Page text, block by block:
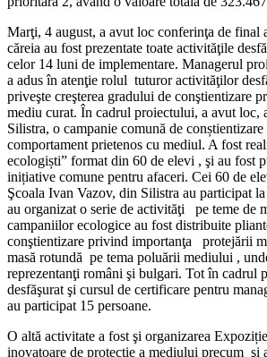
Marţi, 4 august, a avut loc conferinţa de final
căreia au fost prezentate toate activităţile
celor 14 luni de implementare. Managerul
a adus în atenţie rolul tuturor activităţilor
priveşte creşterea gradului de conştientizare
mediu curat. În cadrul proiectului, a avut loc,
Silistra, o campanie comună de
comportament prietenos cu mediul. A fost
ecologiști” format din 60 de elevi , şi au fost
inițiative comune pentru afaceri. Cei 60 de
Şcoala Ivan Vazov, din Silistra au participat
au organizat o serie de activităţi pe teme de
campaniilor ecologice au fost distribuite
conştientizare privind importanţa protejării
masă rotundă pe tema poluării mediului ,
reprezentanţi români şi bulgari. Tot în cadrul
desfăşurat şi cursul de certificare pentru
au participat 15 persoane.
O altă activitate a fost şi organizarea
inovatoare de protecție a mediului precum şi